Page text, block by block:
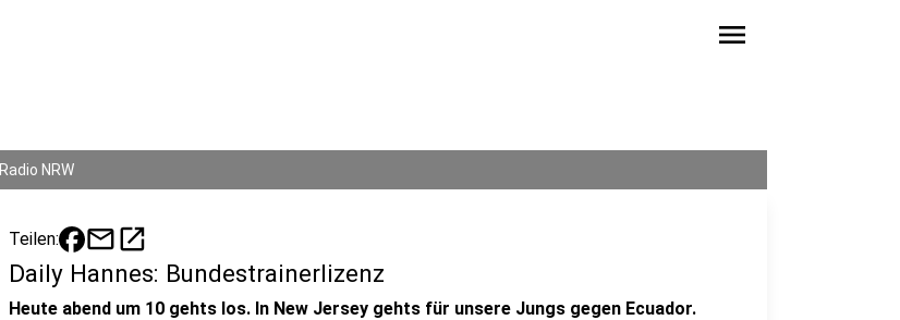
menu
Radio NRW
Teilen: mailopen_in_new
Daily Hannes: Bundestrainerlizenz
Heute abend um 10 gehts los. In New Jersey gehts für unsere Jungs gegen Ecuador.